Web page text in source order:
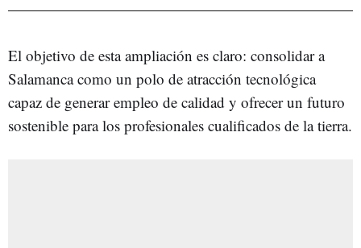
El objetivo de esta ampliación es claro: consolidar a
Salamanca como un polo de atracción tecnológica
capaz de generar empleo de calidad y ofrecer un futuro
sostenible para los profesionales cualificados de la tierra.